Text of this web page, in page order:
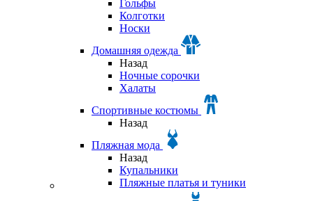
Гольфы
Колготки
Носки
Домашняя одежда
Назад
Ночные сорочки
Халаты
Спортивные костюмы
Назад
Пляжная мода
Назад
Купальники
Пляжные платья и туники